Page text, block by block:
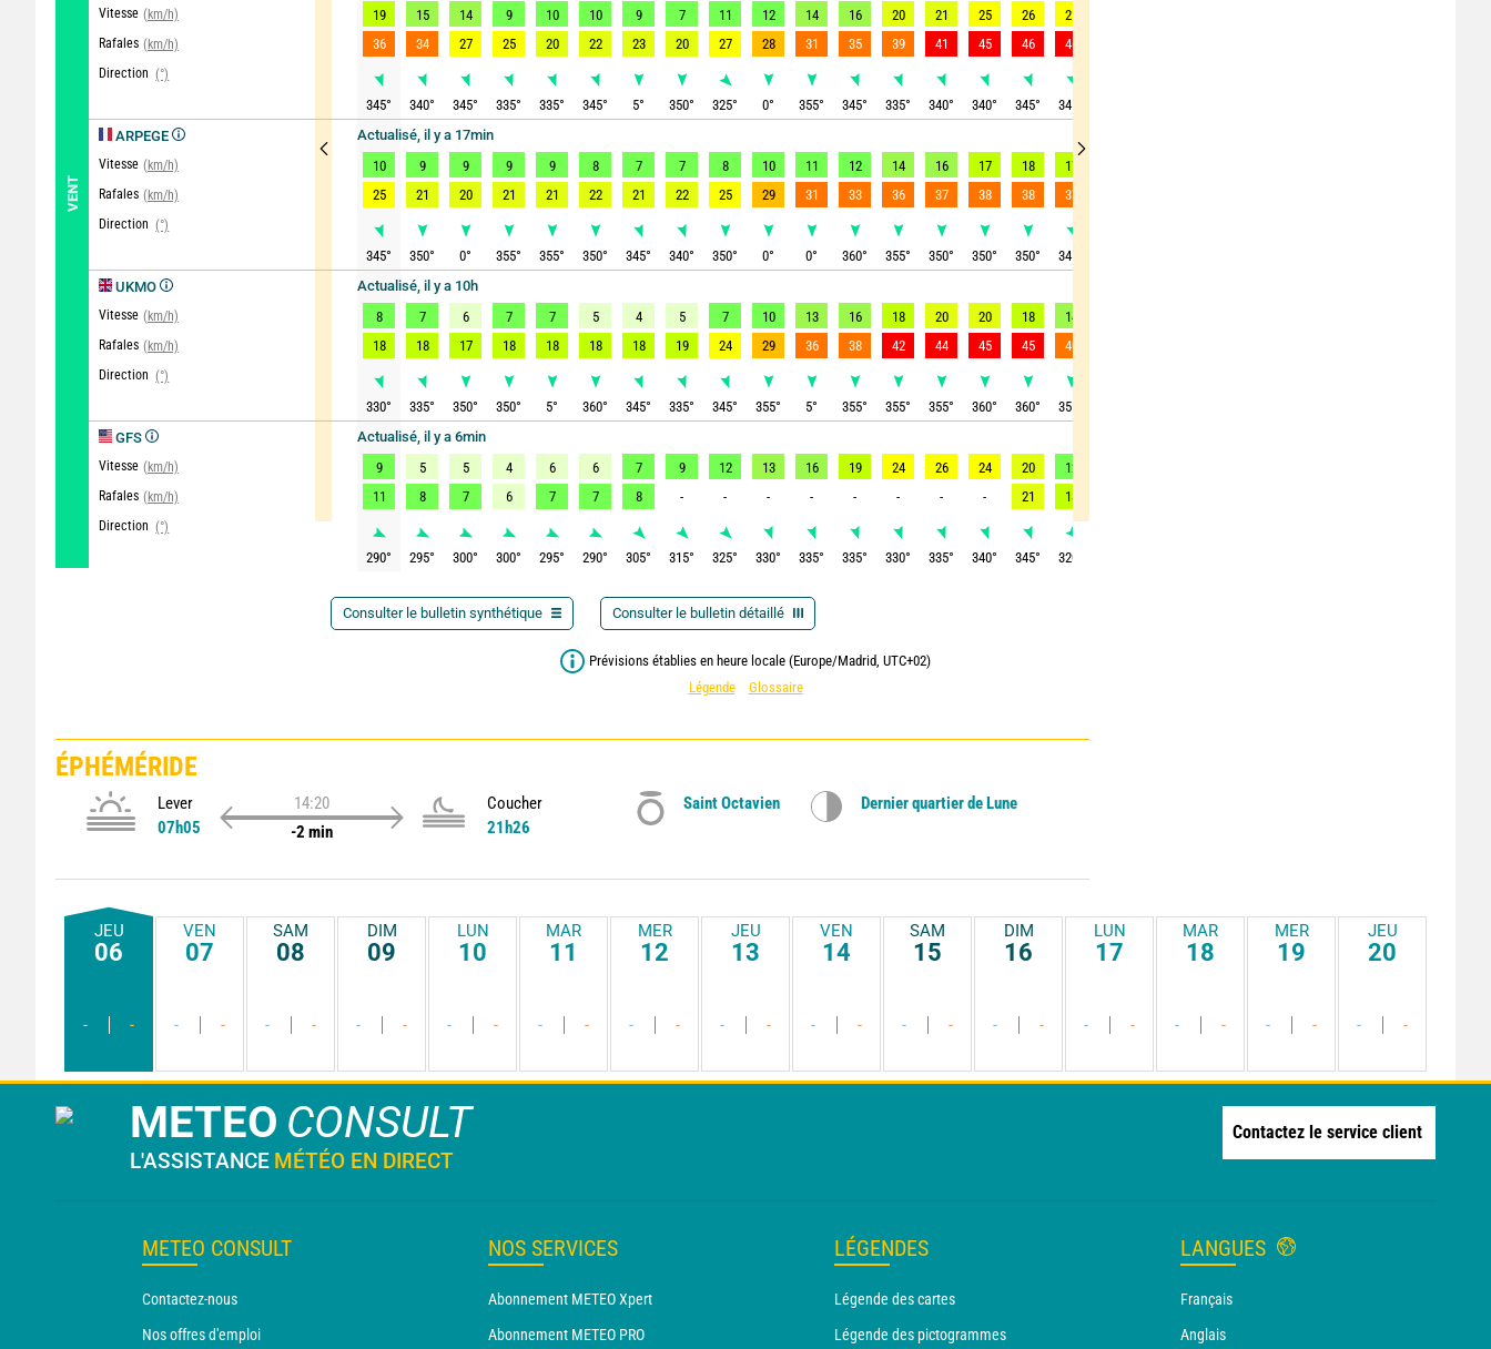
VENT
Vitesse (km/h)
Rafales (km/h)
Direction (°)
ARPEGE
Vitesse (km/h)
Rafales (km/h)
Direction (°)
UKMO
Vitesse (km/h)
Rafales (km/h)
Direction (°)
GFS
Vitesse (km/h)
Rafales (km/h)
Direction (°)
19
15 14 9 10 10 9 7 11 12 14 16 20 21 25 26 25
36
34 27 25 20 22 23 20 27 28 31 35 39 41 45 46 46
345° 340° 345° 335° 335° 345° 5° 350° 325° 0° 355° 345° 335° 340° 340° 345° 345
Actualisé, il y a 17min
10
9 9 9 9 8 7 7 8 10 11 12 14 16 17 18 17
25
21 20 21 21 22 21 22 25 29 31 33 36 37 38 38 37
345° 350° 0° 355° 355° 350° 345° 340° 350° 0° 0° 360° 355° 350° 350° 350° 345
Actualisé, il y a 10h
8
7 6 7 7 5 4 5 7 10 13 16 18 20 20 18 14
18
18 17 18 18 18 18 19 24 29 36 38 42 44 45 45 40
330° 335° 350° 350° 5° 360° 345° 335° 345° 355° 5° 355° 355° 355° 360° 360° 355
Actualisé, il y a 6min
9
5 5 4 6 6 7 9 12 13 16 19 24 26 24 20 12
11
8 7 6 7 7 8 - - - - - - - - 21 18
290° 295° 300° 300° 295° 290° 305° 315° 325° 330° 335° 335° 330° 335° 340° 345° 320
Consulter le bulletin synthétique Consulter le bulletin détaillé
Prévisions établies en heure locale (Europe/Madrid, UTC+02)
Légende
Glossaire
ÉPHÉMÉRIDE
Lever
07h05
14:20
-2 min
Coucher
21h26
Saint Octavien Dernier quartier de Lune
JEU
06
- -
VEN
07
- -
SAM
08
- -
DIM
09
- -
LUN
10
- -
MAR
11
- -
MER
12
- -
JEU
13
- -
VEN
14
- -
SAM
15
- -
DIM
16
- -
LUN
17
- -
MAR
18
- -
MER
19
- -
JEU
20
- -
METEO CONSULT
L'ASSISTANCE MÉTÉO EN DIRECT
Contactez le service client
METEO CONSULT
Contactez-nous
Nos offres d'emploi
NOS SERVICES
Abonnement METEO Xpert
Abonnement METEO PRO
LÉGENDES
Légende des cartes
Légende des pictogrammes
LANGUES
Français
Anglais